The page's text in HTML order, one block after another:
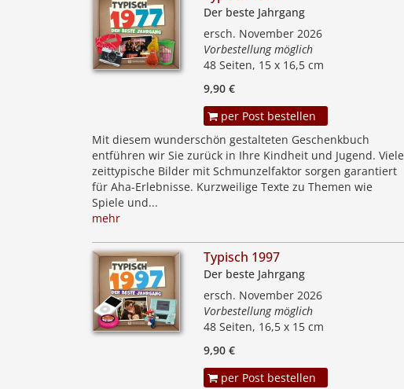
Der beste Jahrgang
ersch. November 2026
Vorbestellung möglich
48 Seiten, 15 x 16,5 cm
9,90 €
per Post bestellen
Mit diesem wunderschön gestalteten Geschenkbuch
entführen wir Sie zurück in Ihre Kindheit und Jugend. Viele
zeittypische Bilder mit Schmunzelfaktor sorgen garantiert
für Aha-Erlebnisse. Kurzweilige Texte zu Themen wie
Spiele und...
mehr
Typisch 1997
Der beste Jahrgang
ersch. November 2026
Vorbestellung möglich
48 Seiten, 16,5 x 15 cm
9,90 €
per Post bestellen